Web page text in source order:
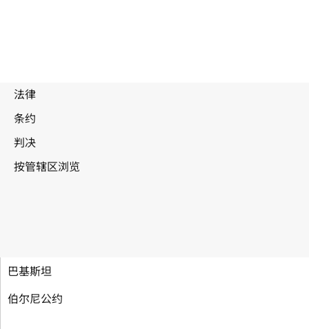
巴基斯坦
伯尔尼公约